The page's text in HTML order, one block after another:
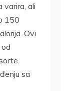
varira, ali
150
Ovi
sa